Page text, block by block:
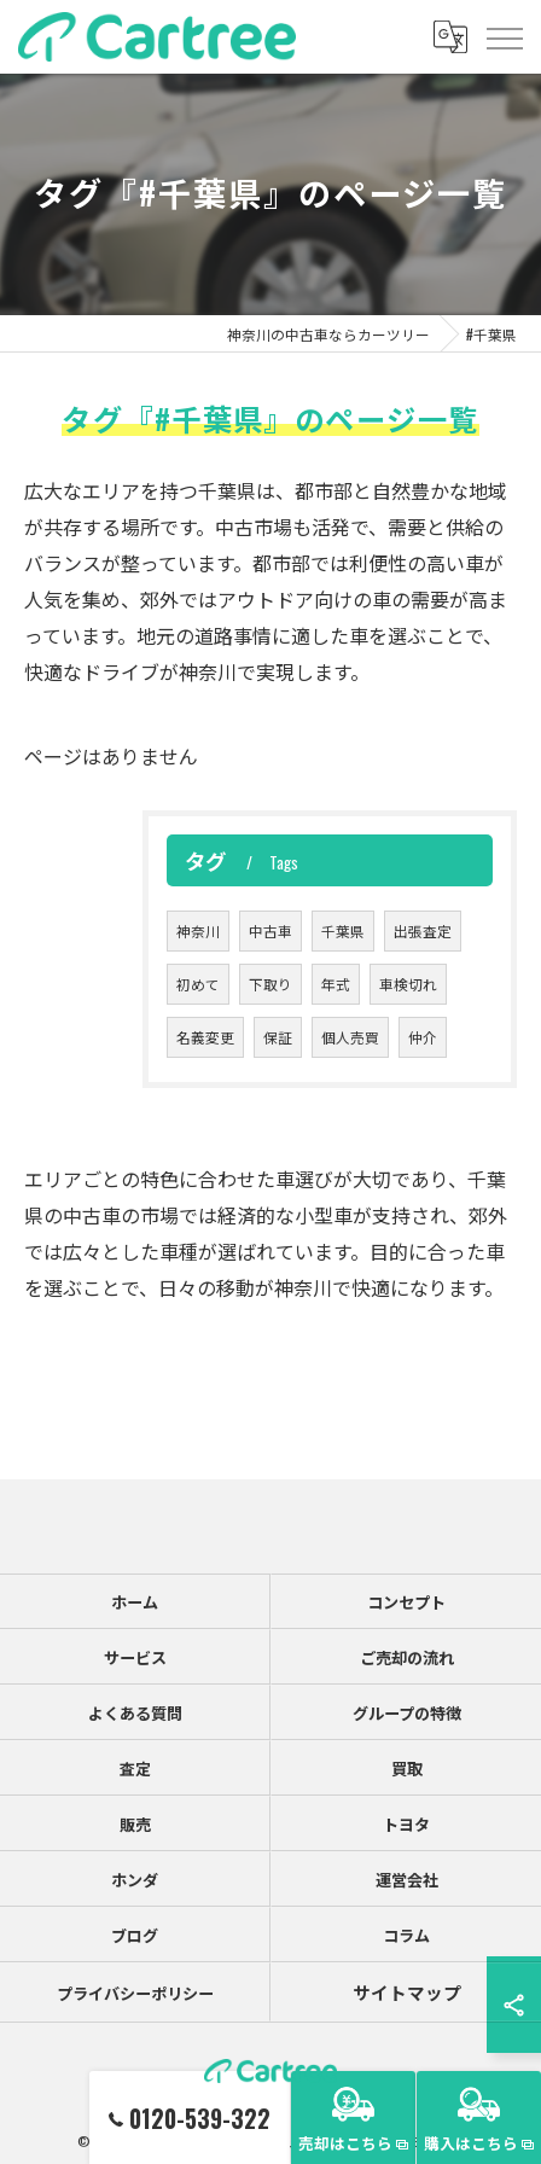
タグ『#千葉県』のページ一覧
神奈川の中古車ならカーツリー #千葉県
タグ『#千葉県』のページ一覧
広大なエリアを持つ千葉県は、都市部と自然豊かな地域
が共存する場所です。中古市場も活発で、需要と供給の
バランスが整っています。都市部では利便性の高い車が
人気を集め、郊外ではアウトドア向けの車の需要が高ま
っています。地元の道路事情に適した車を選ぶことで、
快適なドライブが神奈川で実現します。
ページはありません
タグ Tags
神奈川 中古車 千葉県 出張査定
初めて 下取り 年式 車検切れ
名義変更 保証 個人売買 仲介
エリアごとの特色に合わせた車選びが大切であり、千葉
県の中古車の市場では経済的な小型車が支持され、郊外
では広々とした車種が選ばれています。目的に合った車
を選ぶことで、日々の移動が神奈川で快適になります。
0120-539-322
売却はこちら 購入はこちら
ホーム コンセプト
サービス ご売却の流れ
よくある質問 グループの特徴
査定 買取
販売 トヨタ
ホンダ 運営会社
ブログ コラム
プライバシーポリシー サイトマップ
© 2026 神奈川の中古車ならカーツリー ALL RIGHTS RESERVED.